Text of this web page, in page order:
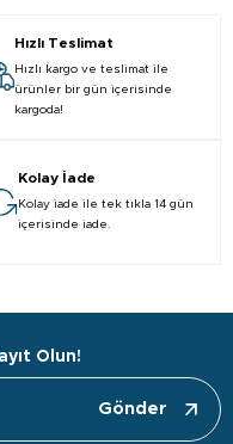
Hızlı Teslimat
Hızlı kargo ve teslimat ile
ürünler bir gün içerisinde
kargoda!
Kolay İade
Kolay iade ile tek tıkla 14 gün
içerisinde iade.
Olun!
Gönder